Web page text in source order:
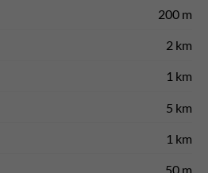
200 m
2 km
1 km
5 km
1 km
50 m